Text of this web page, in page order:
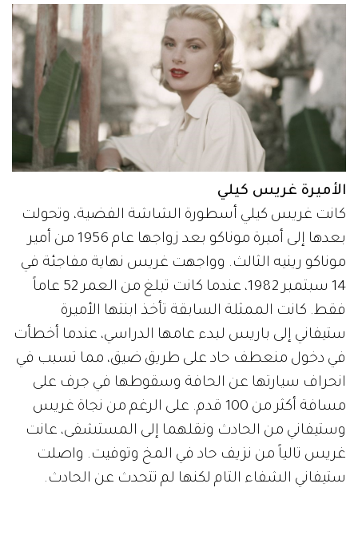
الأميرة غريس كيلي
كانت غريس كيلي أسطورة الشاشة الفضية، وتحولت
بعدها إلى أميرة موناكو بعد زواجها عام 1956 من أمير
موناكو رينيه الثالث. وواجهت غريس نهاية مفاجئة في
14 سبتمبر 1982، عندما كانت تبلغ من العمر 52 عاماً
فقط. كانت الممثلة السابقة تأخذ ابنتها الأميرة
ستيفاني إلى باريس لبدء عامها الدراسي، عندما أخطأت
في دخول منعطف حاد على طريق ضيق، مما تسبب في
انحراف سيارتها عن الحافة وسقوطها في جرف على
مسافة أكثر من 100 قدم. على الرغم من نجاة غريس
وستيفاني من الحادث ونقلهما إلى المستشفى، عانت
غريس تالياً من نزيف حاد في المخ وتوفيت. واصلت
ستيفاني الشفاء التام لكنها لم تتحدث عن الحادث.